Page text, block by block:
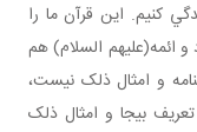
کنيم. اين قرآن ما را
ائمه(عليهم السلام) هم
و امثال ذلک نيست،
بيجا و امثال ذلک